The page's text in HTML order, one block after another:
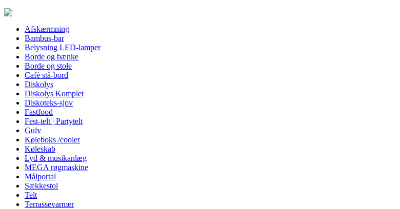
Afskærmning
Bambus-bar
Belysning LED-lamper
Borde og bænke
Borde og stole
Café stå-bord
Diskolys
Diskolys Komplet
Diskoteks-sjov
Fastfood
Fest-telt | Partytelt
Gulv
Køleboks /cooler
Køleskab
Lyd & musikanlæg
MEGA røgmaskine
Målportal
Sækkestol
Telt
Terrassevarmer